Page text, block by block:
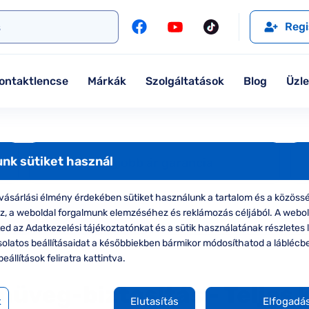
Márkák Szolgáltatások Blog
Kollekciók
Komplett 20% minden
Szemüveglencsék
Kontaktlencse
Legjobb ár garancia
biztosítás Online
biztosítás - Teljes
sütiket használ
élmény érdekében sütiket használunk a tartalom és a
a weboldal forgalmunk elemzéséhez és reklámozás céljából. A
az Adatkezelési tájékoztatónkat és a sütik használatának részletes
beállításaidat a későbbiekben bármikor módosíthatod a
feliratra kattintva.
Elutasítás